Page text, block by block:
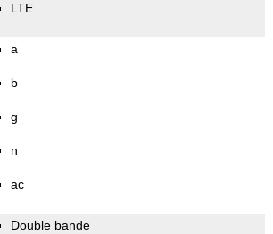
LTE
a
b
g
n
ac
Double bande